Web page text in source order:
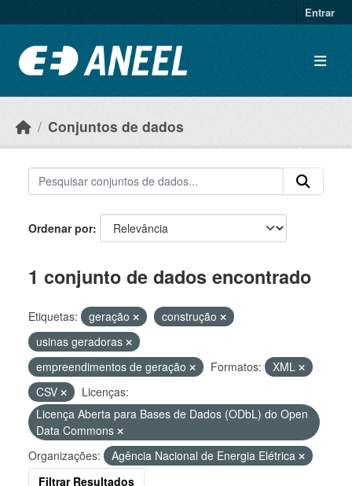
Entrar
Conjuntos de dados
Ordenar por
1 conjunto de dados encontrado
Etiquetas: geração
construção
usinas geradoras
empreendimentos de geração
Formatos:
XML
CSV
Licenças:
Licença Aberta para Bases de Dados (ODbL) do Open
Data Commons
Organizações:
Agência Nacional de Energia Elétrica
Filtrar Resultados